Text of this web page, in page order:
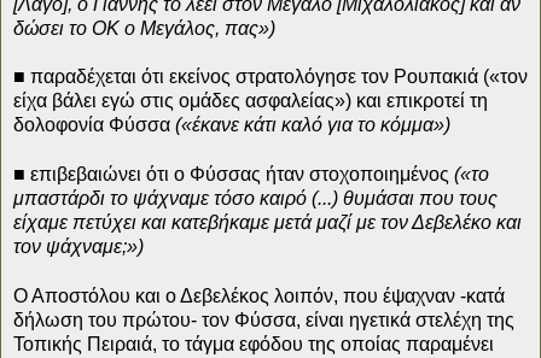
[Λαγό], ο Γιάννης το λέει στον Μεγάλο [Μιχαλολιάκος] και αν
δώσει το ΟΚ ο Μεγάλος, πας»)
■ παραδέχεται ότι εκείνος στρατολόγησε τον Ρουπακιά («τον
είχα βάλει εγώ στις ομάδες ασφαλείας») και επικροτεί τη
δολοφονία Φύσσα («έκανε κάτι καλό για το κόμμα»)
■ επιβεβαιώνει ότι ο Φύσσας ήταν στοχοποιημένος («το
μπαστάρδι το ψάχναμε τόσο καιρό (...) θυμάσαι που τους
είχαμε πετύχει και κατεβήκαμε μετά μαζί με τον Δεβελέκο και
τον ψάχναμε;»)
Ο Αποστόλου και ο Δεβελέκος λοιπόν, που έψαχναν -κατά
δήλωση του πρώτου- τον Φύσσα, είναι ηγετικά στελέχη της
Τοπικής Πειραιά, το τάγμα εφόδου της οποίας παραμένει